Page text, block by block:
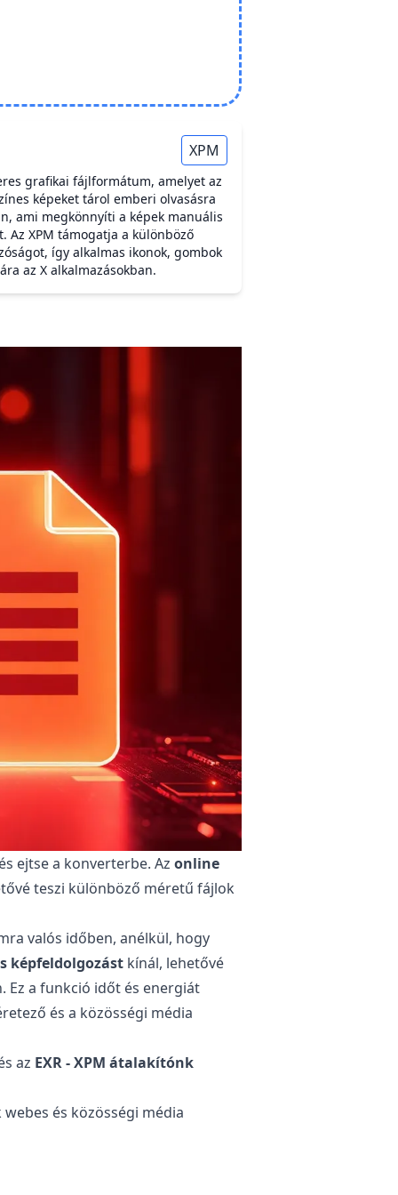
XPM
grafikai fájlformátum, amelyet az
képeket tárol emberi olvasásra
ami megkönnyíti a képek manuális
Az XPM támogatja a különböző
így alkalmas ikonok, gombok
az X alkalmazásokban.
ejtse a konverterbe. Az online
teszi különböző méretű fájlok
valós időben, anélkül, hogy
képfeldolgozást kínál, lehetővé
Ez a funkció időt és energiát
és a közösségi média
az EXR - XPM átalakítónk
és közösségi média